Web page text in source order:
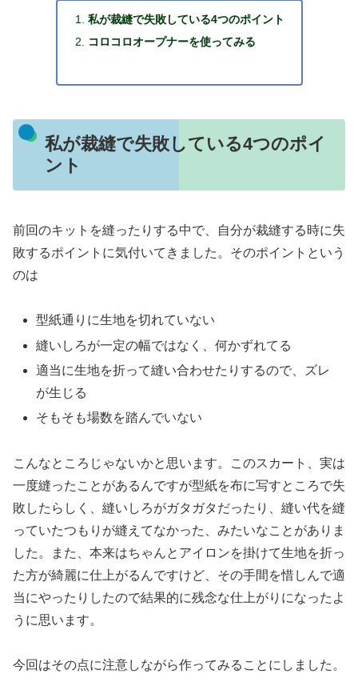
私が裁縫で失敗している4つのポイント
コロコロオープナーを使ってみる
私が裁縫で失敗している4つのポイ
ント
前回のキットを縫ったりする中で、自分が裁縫する時に失
敗するポイントに気付いてきました。そのポイントという
のは
型紙通りに生地を切れていない
縫いしろが一定の幅ではなく、何かずれてる
適当に生地を折って縫い合わせたりするので、ズレ
が生じる
そもそも場数を踏んでいない
こんなところじゃないかと思います。このスカート、実は
一度縫ったことがあるんですが型紙を布に写すところで失
敗したらしく、縫いしろがガタガタだったり、縫い代を縫
っていたつもりが縫えてなかった、みたいなことがありま
した。また、本来はちゃんとアイロンを掛けて生地を折っ
た方が綺麗に仕上がるんですけど、その手間を惜しんで適
当にやったりしたので結果的に残念な仕上がりになったよ
うに思います。
今回はその点に注意しながら作ってみることにしました。